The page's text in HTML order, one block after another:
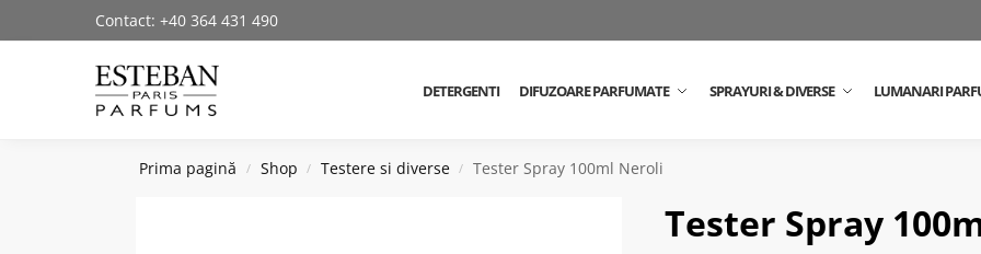
Contact: +40 364 431 490
DETERGENTI DIFUZOARE PARFUMATE SPRAYURI & DIVERSE LUMANARI
Cautare produse
Prima pagină / Shop / Testere si diverse / Tester Spray 100ml Neroli
Tester Spray